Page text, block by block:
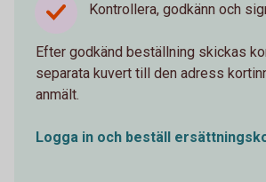
Kontrollera, godkänn och
Efter godkänd beställning skickas
separata kuvert till den adress
anmält.
Logga in och beställ